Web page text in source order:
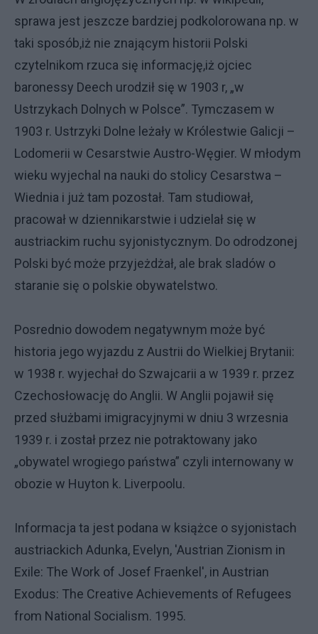
sprawa jest jeszcze bardziej podkolorowana np. w
taki sposób,iż nie znającym historii Polski
czytelnikom rzuca się informację,iż ojciec
baronessy Deech urodził się w 1903 r, „w
Ustrzykach Dolnych w Polsce”. Tymczasem w
1903 r. Ustrzyki Dolne leżały w Królestwie Galicji –
Lodomerii w Cesarstwie Austro-Węgier. W młodym
wieku wyjechal na nauki do stolicy Cesarstwa –
Wiednia i już tam pozostał. Tam studiował,
pracował w dziennikarstwie i udzielał się w
austriackim ruchu syjonistycznym. Do odrodzonej
Polski być może przyjeżdżał, ale brak sladów o
staranie się o polskie obywatelstwo.
Posrednio dowodem negatywnym może być
historia jego wyjazdu z Austrii do Wielkiej Brytanii:
w 1938 r. wyjechał do Szwajcarii a w 1939 r. przez
Czechosłowację do Anglii. W Anglii pojawił się
przed służbami imigracyjnymi w dniu 3 wrzesnia
1939 r. i został przez nie potraktowany jako
„obywatel wrogiego państwa” czyli internowany w
obozie w Huyton k. Liverpoolu.
Informacja ta jest podana w książce o syjonistach
austriackich Adunka, Evelyn, 'Austrian Zionism in
Exile: The Work of Josef Fraenkel', in Austrian
Exodus: The Creative Achievements of Refugees
from National Socialism. 1995.